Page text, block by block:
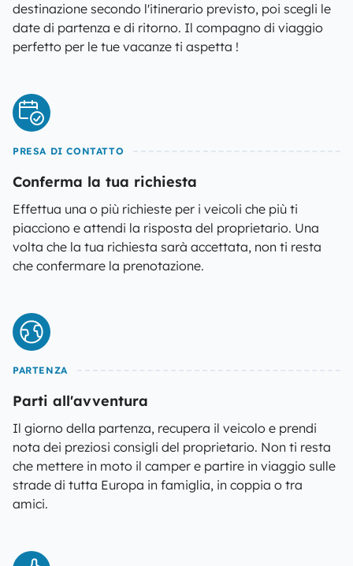
destinazione secondo l'itinerario previsto, poi scegli le
date di partenza e di ritorno. Il compagno di viaggio
perfetto per le tue vacanze ti aspetta !
PRESA DI CONTATTO
Conferma la tua richiesta
Effettua una o più richieste per i veicoli che più ti
piacciono e attendi la risposta del proprietario. Una
volta che la tua richiesta sarà accettata, non ti resta
che confermare la prenotazione.
PARTENZA
Parti all'avventura
Il giorno della partenza, recupera il veicolo e prendi
nota dei preziosi consigli del proprietario. Non ti resta
che mettere in moto il camper e partire in viaggio sulle
strade di tutta Europa in famiglia, in coppia o tra
amici.